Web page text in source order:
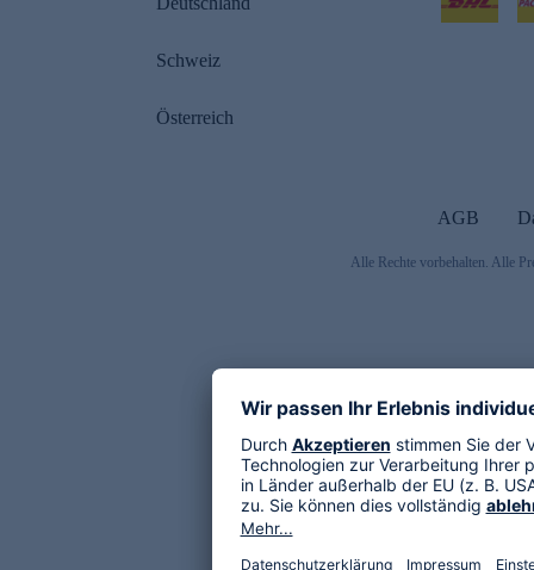
Schweiz
Österreich
AGB
Alle Rechte vorbehalten. Alle